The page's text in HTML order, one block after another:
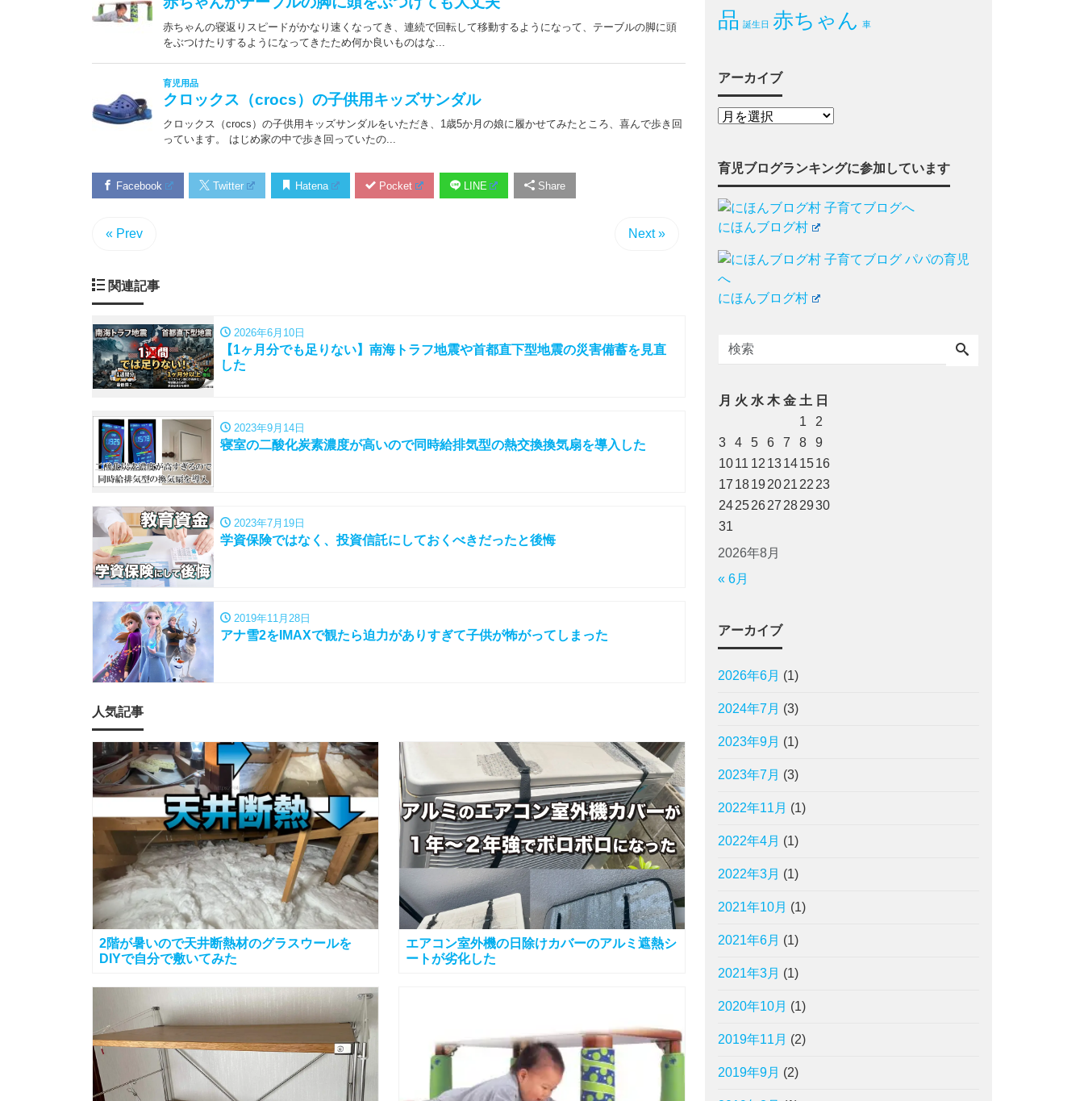
Facebook Twitter Hatena Pocket LINE Share
« Prev Next »
関連記事
2026年6月10日
【1ヶ月分でも足りない】南海トラフ地震や首都直下型地震の災害備蓄を見直
した
2023年9月14日
寝室の二酸化炭素濃度が高いので同時給排気型の熱交換換気扇を導入した
2023年7月19日
学資保険ではなく、投資信託にしておくべきだったと後悔
2019年11月28日
アナ雪2をIMAXで観たら迫力がありすぎて子供が怖がってしまった
人気記事
2階が暑いので天井断熱材のグラスウールを
DIYで自分で敷いてみた
エアコン室外機の日除けカバーのアルミ遮熱シ
ートが劣化した
品 誕生日 赤ちゃん 車
アーカイブ
育児ブログランキングに参加しています
にほんブログ村
にほんブログ村
2026年8月
月 火 水 木 金 土 日
1
2
3
4 5 6 7 8
9
1011 12 13141516
17 18192021 22 23
24252627 282930
31
« 6月
アーカイブ
2026年6月 (1)
2024年7月 (3)
2023年9月 (1)
2023年7月 (3)
2022年11月 (1)
2022年4月 (1)
2022年3月 (1)
2021年10月 (1)
2021年6月 (1)
2021年3月 (1)
2020年10月 (1)
2019年11月 (2)
2019年9月 (2)